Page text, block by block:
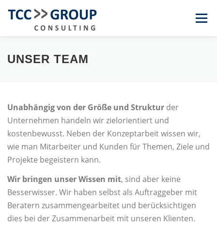
Inhalt
Menü
KOMPETENZEN BRANCHEN
UNSER TEAM
Unabhängig von der Größe und Struktur der
Unternehmen handeln wir zielorientiert und
kostenbewusst. Neben der Konzeptarbeit wissen wir,
wie man Mitarbeiter und Kunden für Themen, Ziele und
Projekte begeistern kann.
Wir bringen unser Wissen mit, sind aber keine
Besserwisser. Wir haben selbst als Auftraggeber mit
Beratern zusammengearbeitet und berücksichtigen
dies bei der Zusammenarbeit mit unseren Klienten.